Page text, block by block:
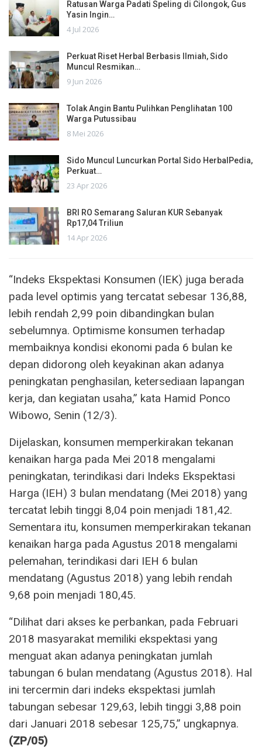
Ratusan Warga Padati Speling di Cilongok, Gus
Yasin Ingin…
4 Jul 2026
Perkuat Riset Herbal Berbasis Ilmiah, Sido
Muncul Resmikan…
9 Jun 2026
Tolak Angin Bantu Pulihkan Penglihatan 100
Warga Putussibau
8 Mei 2026
Sido Muncul Luncurkan Portal Sido HerbalPedia,
Perkuat…
23 Apr 2026
BRI RO Semarang Saluran KUR Sebanyak
Rp17,04 Triliun
14 Apr 2026
“Indeks Ekspektasi Konsumen (IEK) juga berada
pada level optimis yang tercatat sebesar 136,88,
lebih rendah 2,99 poin dibandingkan bulan
sebelumnya. Optimisme konsumen terhadap
membaiknya kondisi ekonomi pada 6 bulan ke
depan didorong oleh keyakinan akan adanya
peningkatan penghasilan, ketersediaan lapangan
kerja, dan kegiatan usaha,” kata Hamid Ponco
Wibowo, Senin (12/3).
Dijelaskan, konsumen memperkirakan tekanan
kenaikan harga pada Mei 2018 mengalami
peningkatan, terindikasi dari Indeks Ekspektasi
Harga (IEH) 3 bulan mendatang (Mei 2018) yang
tercatat lebih tinggi 8,04 poin menjadi 181,42.
Sementara itu, konsumen memperkirakan tekanan
kenaikan harga pada Agustus 2018 mengalami
pelemahan, terindikasi dari IEH 6 bulan
mendatang (Agustus 2018) yang lebih rendah
9,68 poin menjadi 180,45.
“Dilihat dari akses ke perbankan, pada Februari
2018 masyarakat memiliki ekspektasi yang
menguat akan adanya peningkatan jumlah
tabungan 6 bulan mendatang (Agustus 2018). Hal
ini tercermin dari indeks ekspektasi jumlah
tabungan sebesar 129,63, lebih tinggi 3,88 poin
dari Januari 2018 sebesar 125,75,” ungkapnya.
(ZP/05)